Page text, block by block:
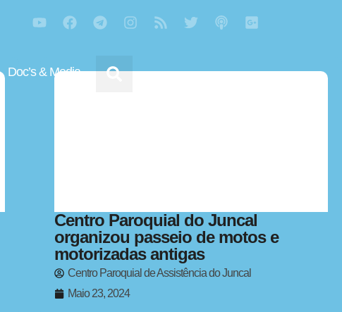
Doc’s & Media
Centro Paroquial do Juncal
organizou passeio de motos e
motorizadas antigas
Centro Paroquial de Assistência do Juncal
Maio 23, 2024